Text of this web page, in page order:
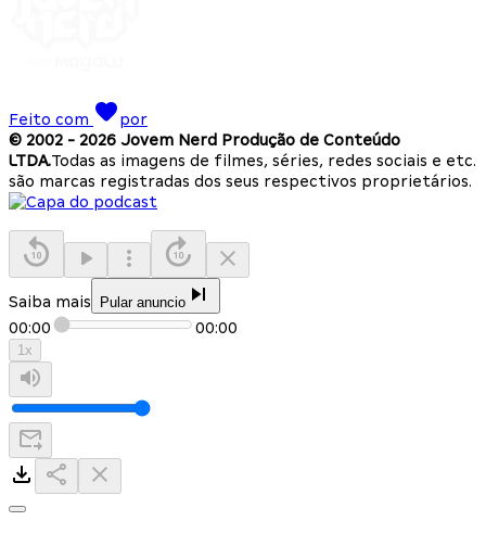
Feito com
por
© 2002 - 2026 Jovem Nerd Produção de Conteúdo
LTDA.Todas as imagens de filmes, séries, redes sociais e etc.
são marcas registradas dos seus respectivos proprietários.
Saiba mais Pular anuncio
00:00 00:00
1x